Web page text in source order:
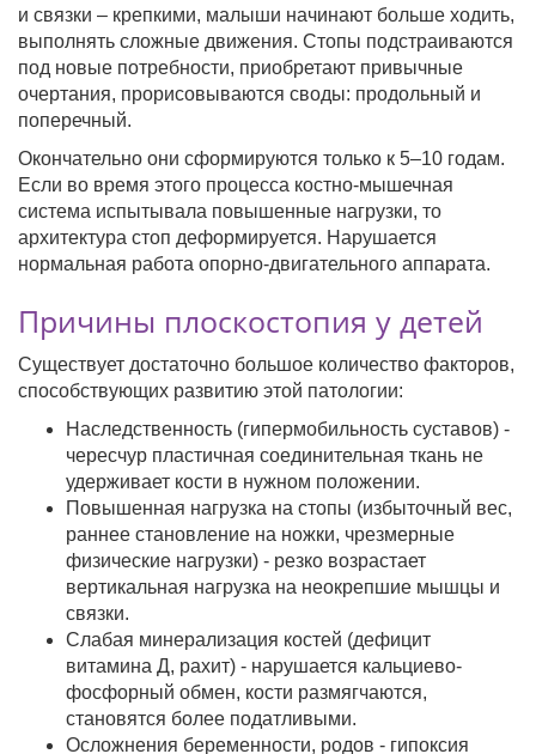
и связки – крепкими, малыши начинают больше ходить,
выполнять сложные движения. Стопы подстраиваются
под новые потребности, приобретают привычные
очертания, прорисовываются своды: продольный и
поперечный.
Окончательно они сформируются только к 5–10 годам.
Если во время этого процесса костно-мышечная
система испытывала повышенные нагрузки, то
архитектура стоп деформируется. Нарушается
нормальная работа опорно-двигательного аппарата.
Причины плоскостопия у детей
Существует достаточно большое количество факторов,
способствующих развитию этой патологии:
Наследственность (гипермобильность суставов) -
чересчур пластичная соединительная ткань не
удерживает кости в нужном положении.
Повышенная нагрузка на стопы (избыточный вес,
раннее становление на ножки, чрезмерные
физические нагрузки) - резко возрастает
вертикальная нагрузка на неокрепшие мышцы и
связки.
Слабая минерализация костей (дефицит
витамина Д, рахит) - нарушается кальциево-
фосфорный обмен, кости размягчаются,
становятся более податливыми.
Осложнения беременности, родов - гипоксия